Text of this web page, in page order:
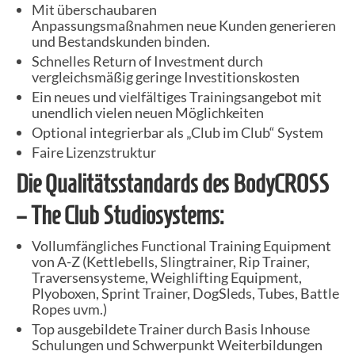
Mit überschaubaren
Anpassungsmaßnahmen neue Kunden generieren
und Bestandskunden binden.
Schnelles Return of Investment durch
vergleichsmäßig geringe Investitionskosten
Ein neues und vielfältiges Trainingsangebot mit
unendlich vielen neuen Möglichkeiten
Optional integrierbar als „Club im Club“ System
Faire Lizenzstruktur
Die Qualitätsstandards des BodyCROSS
– The Club Studiosystems:
Vollumfängliches Functional Training Equipment
von A-Z (Kettlebells, Slingtrainer, Rip Trainer,
Traversensysteme, Weighlifting Equipment,
Plyoboxen, Sprint Trainer, DogSleds, Tubes, Battle
Ropes uvm.)
Top ausgebildete Trainer durch Basis Inhouse
Schulungen und Schwerpunkt Weiterbildungen